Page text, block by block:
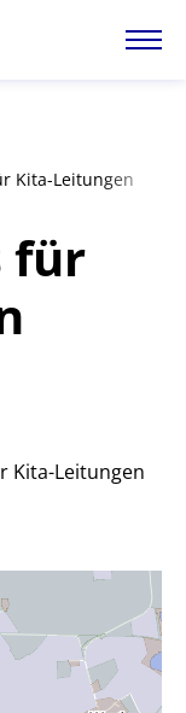
Kita-Leitungen
für
Kita-Leitungen